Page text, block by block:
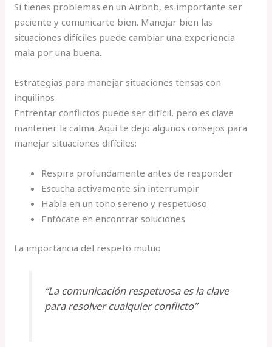
Si tienes problemas en un Airbnb, es importante ser
paciente y comunicarte bien. Manejar bien las
situaciones difíciles puede cambiar una experiencia
mala por una buena.
Estrategias para manejar situaciones tensas con
inquilinos
Enfrentar conflictos puede ser difícil, pero es clave
mantener la calma. Aquí te dejo algunos consejos para
manejar situaciones difíciles:
Respira profundamente antes de responder
Escucha activamente sin interrumpir
Habla en un tono sereno y respetuoso
Enfócate en encontrar soluciones
La importancia del respeto mutuo
“La comunicación respetuosa es la clave
para resolver cualquier conflicto”